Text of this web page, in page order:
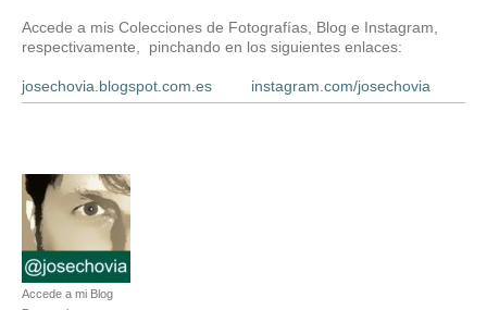
Accede a mis Colecciones de Fotografías, Blog e Instagram,
respectivamente, pinchando en los siguientes enlaces:
josechovia.blogspot.com.es instagram.com/josechovia
Accede a mi Blog